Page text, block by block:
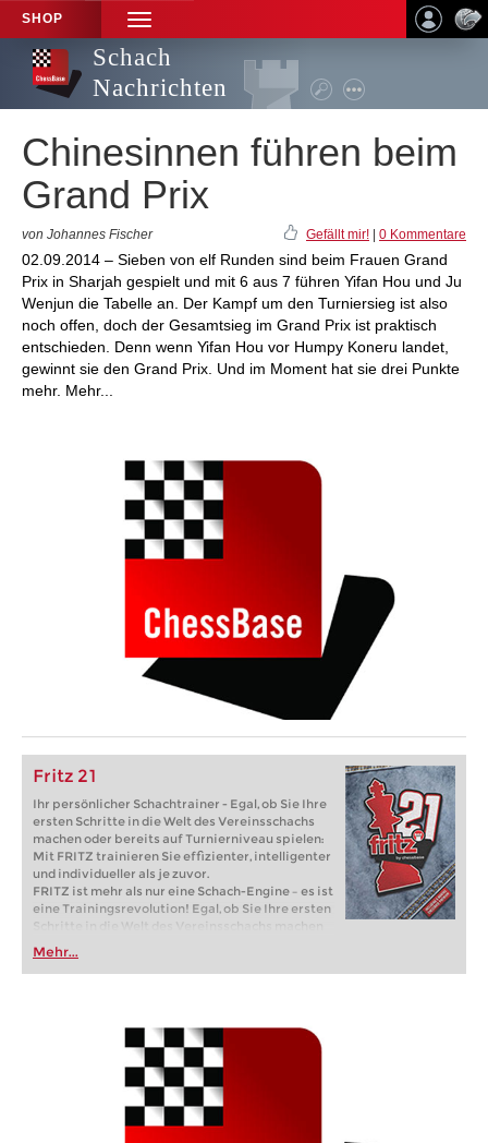
SHOP
TOGGLE
NAVIGATION
Schach
Nachrichten
Chinesinnen führen beim
Grand Prix
von Johannes Fischer Gefällt mir! 0 Kommentare
02.09.2014 – Sieben von elf Runden sind beim Frauen Grand
Prix in Sharjah gespielt und mit 6 aus 7 führen Yifan Hou und Ju
Wenjun die Tabelle an. Der Kampf um den Turniersieg ist also
noch offen, doch der Gesamtsieg im Grand Prix ist praktisch
entschieden. Denn wenn Yifan Hou vor Humpy Koneru landet,
gewinnt sie den Grand Prix. Und im Moment hat sie drei Punkte
mehr. Mehr...
Fritz 21
Ihr persönlicher Schachtrainer - Egal, ob Sie Ihre
ersten Schritte in die Welt des Vereinsschachs
machen oder bereits auf Turnierniveau spielen:
Mit FRITZ trainieren Sie effizienter, intelligenter
und individueller als je zuvor.
FRITZ ist mehr als nur eine Schach-Engine – es ist
eine Trainingsrevolution! Egal, ob Sie Ihre ersten
Schritte in die Welt des Vereinsschachs machen
oder bereits auf Turnierniveau spielen: Mit
FRITZ trainieren Sie effizienter, intelligenter und
individueller als je zuvor.
Mehr...